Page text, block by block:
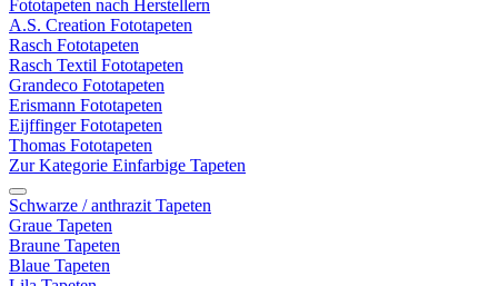
Fototapeten nach Herstellern
A.S. Creation Fototapeten
Rasch Fototapeten
Rasch Textil Fototapeten
Grandeco Fototapeten
Erismann Fototapeten
Eijffinger Fototapeten
Thomas Fototapeten
Zur Kategorie Einfarbige Tapeten
Schwarze / anthrazit Tapeten
Graue Tapeten
Braune Tapeten
Blaue Tapeten